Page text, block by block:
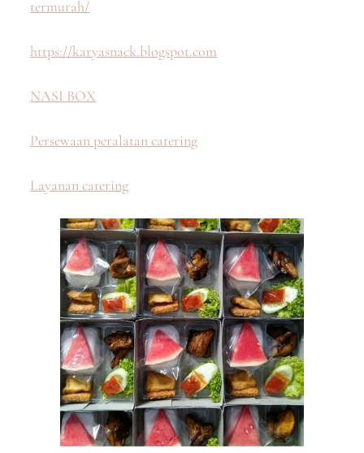
termurah/
https://karyasnack.blogspot.com
NASI BOX
Persewaan peralatan catering
Layanan catering